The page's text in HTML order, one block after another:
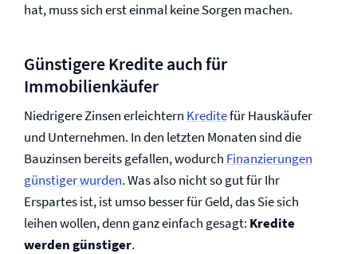
hat, muss sich erst einmal keine Sorgen machen.
Günstigere Kredite auch für
Immobilienkäufer
Niedrigere Zinsen erleichtern Kreditefür Hauskäufer
und Unternehmen. In den letzten Monaten sind die
Bauzinsen bereits gefallen, wodurch Finanzierungen
günstiger wurden. Was also nicht so gut für Ihr
Erspartes ist, ist umso besser für Geld, das Sie sich
leihen wollen, denn ganz einfach gesagt: Kredite
werden günstiger.